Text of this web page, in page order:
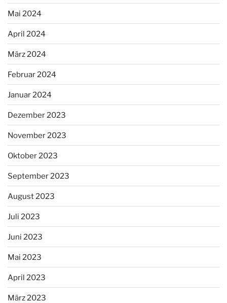
Mai 2024
April 2024
März 2024
Februar 2024
Januar 2024
Dezember 2023
November 2023
Oktober 2023
September 2023
August 2023
Juli 2023
Juni 2023
Mai 2023
April 2023
März 2023